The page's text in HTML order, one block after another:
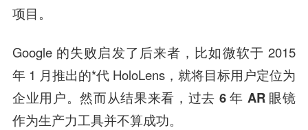
项目。
Google 的失败启发了后来者，比如微软于 2015
年 1 月推出的*代 HoloLens，就将目标用户定位为
企业用户。然而从结果来看，过去 6 年 AR 眼镜
作为生产力工具并不算成功。